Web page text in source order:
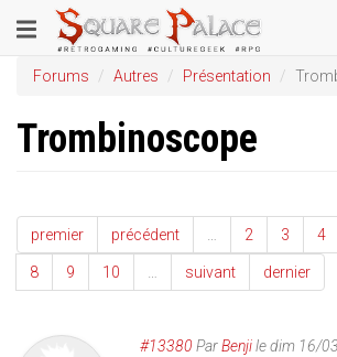
au
contenu
principal
Toggle
navigation
Forums Autres Présentation
Trombinoscope
premier précédent 2 3 4
8 9 10 suivant dernier
#13380 ParBenjile dim 16/